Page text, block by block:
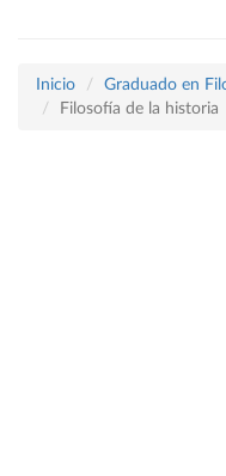
Inicio Graduado en
Filosofía de la historia